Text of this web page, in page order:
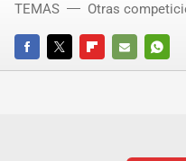
FACEBOOKTWITTERFLIPBOARD
E-
TEMAS Otras